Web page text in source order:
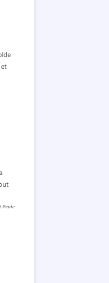
et
Peale